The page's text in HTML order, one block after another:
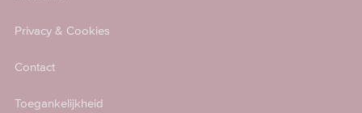
Privacy & Cookies
Contact
Toegankelijkheid